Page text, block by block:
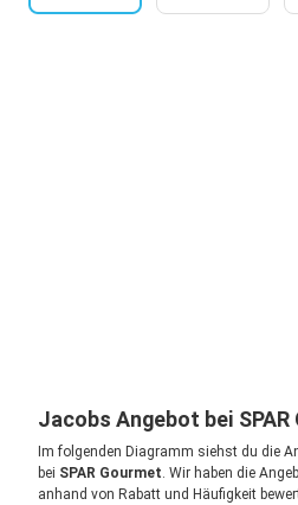
Jacobs Angebot bei SPAR
Im folgenden Diagramm siehst du die
bei SPAR Gourmet. Wir haben die
anhand von Rabatt und Häufigkeit